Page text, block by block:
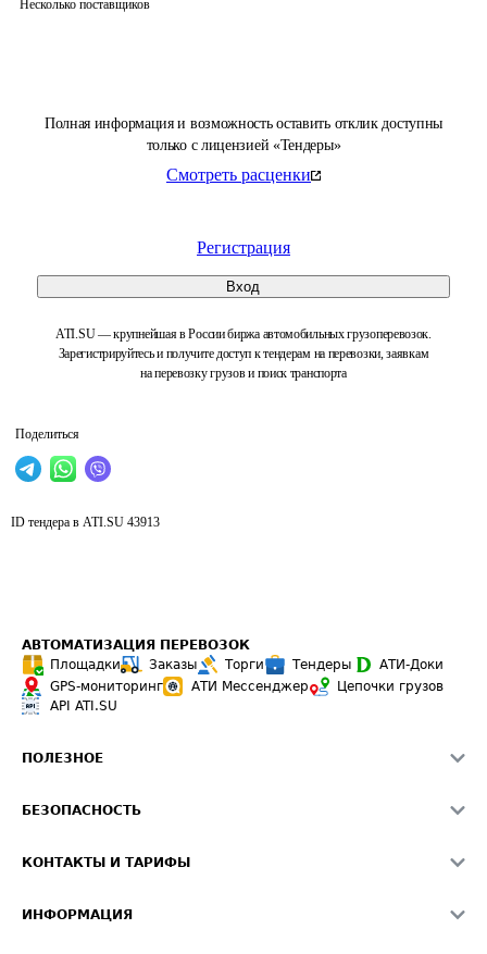
Полная информация и возможность оставить отклик доступны
только с лицензией «Тендеры»
Смотреть расценки
Регистрация
Вход
ATI.SU — крупнейшая в России биржа автомобильных грузоперевозок.
Зарегистрируйтесь и получите доступ к тендерам на перевозки, заявкам
на перевозку грузов и поиск транспорта
Поделиться
Несколько поставщиков
ID тендера в ATI.SU 43913
АВТОМАТИЗАЦИЯ ПЕРЕВОЗОК
Площадки
Заказы Торги Тендеры
АТИ-Доки
GPS-мониторинг
АТИ Мессенджер
Цепочки грузов
API ATI.SU
ПОЛЕЗНОЕ
Звезды ATI.SU на вашем сайте
Средние ставки
БЕЗОПАСНОСТЬ
Светофор+
КОНТАКТЫ И ТАРИФЫ
ИНФОРМАЦИЯ